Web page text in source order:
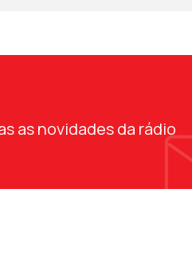
as novidades da rádio